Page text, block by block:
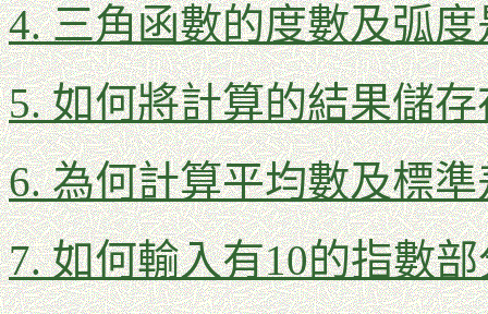
4. 三角函數的度數及弧
5. 如何將計算的結果儲
6. 為何計算平均數及標
7. 如何輸入有10的指數